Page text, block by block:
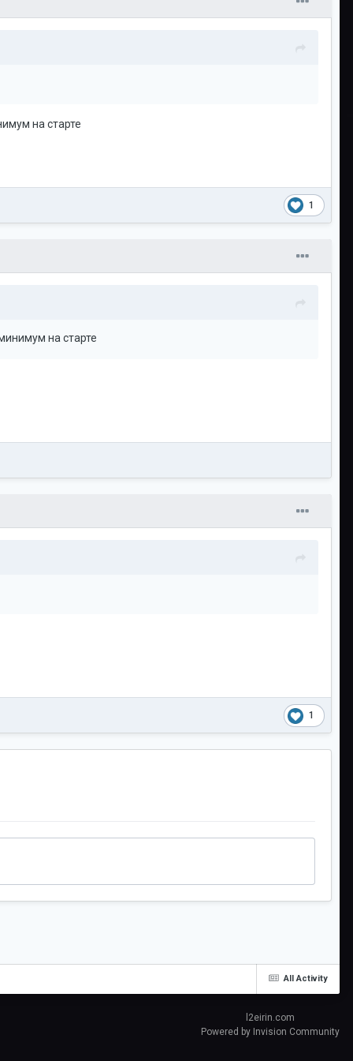
на старте
1
на старте
1
All Activity
l2eirin.com
Powered by Invision Community